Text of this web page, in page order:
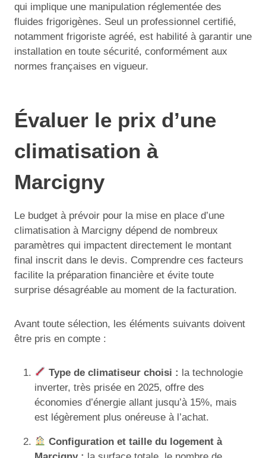
qui implique une manipulation réglementée des
fluides frigorigènes. Seul un professionnel certifié,
notamment frigoriste agréé, est habilité à garantir une
installation en toute sécurité, conformément aux
normes françaises en vigueur.
Évaluer le prix d’une
climatisation à
Marcigny
Le budget à prévoir pour la mise en place d’une
climatisation à Marcigny dépend de nombreux
paramètres qui impactent directement le montant
final inscrit dans le devis. Comprendre ces facteurs
facilite la préparation financière et évite toute
surprise désagréable au moment de la facturation.
Avant toute sélection, les éléments suivants doivent
être pris en compte :
Type de climatiseur choisi : la technologie
inverter, très prisée en 2025, offre des
économies d’énergie allant jusqu’à 15%, mais
est légèrement plus onéreuse à l’achat.
Configuration et taille du logement à